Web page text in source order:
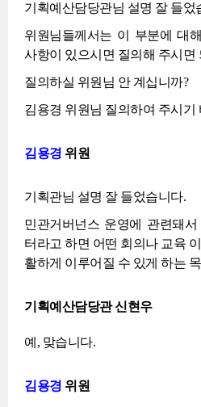
기획예산담당관님 설명 잘 들었
위원님들께서는 이 부분에 대
사항이 있으시면 질의해 주시면
질의하실 위원님 안 계십니까?
김용경 위원님 질의하여 주시기
김용경 위원
기획관님 설명 잘 들었습니다.
민관거버넌스 운영에 관련돼
터라고 하면 어떤 회의나 교육
활하게 이루어질 수 있게 하는
기획예산담당관 신현우
예, 맞습니다.
김용경 위원